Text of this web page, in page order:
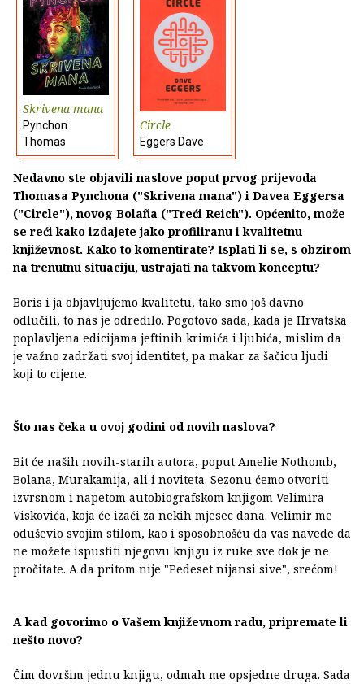
Skrivena mana
Pynchon
Thomas
Circle
Eggers Dave
Nedavno ste objavili naslove poput prvog prijevoda
Thomasa Pynchona ("Skrivena mana") i Davea Eggersa
("Circle"), novog Bolaña ("Treći Reich"). Općenito, može
se reći kako izdajete jako profiliranu i kvalitetnu
književnost. Kako to komentirate? Isplati li se, s obzirom
na trenutnu situaciju, ustrajati na takvom konceptu?
Boris i ja objavljujemo kvalitetu, tako smo još davno
odlučili, to nas je odredilo. Pogotovo sada, kada je Hrvatska
poplavljena edicijama jeftinih krimića i ljubića, mislim da
je važno zadržati svoj identitet, pa makar za šačicu ljudi
koji to cijene.
Što nas čeka u ovoj godini od novih naslova?
Bit će naših novih-starih autora, poput Amelie Nothomb,
Bolana, Murakamija, ali i noviteta. Sezonu ćemo otvoriti
izvrsnom i napetom autobiografskom knjigom Velimira
Viskovića, koja će izaći za nekih mjesec dana. Velimir me
oduševio svojim stilom, kao i sposobnošću da vas navede da
ne možete ispustiti njegovu knjigu iz ruke sve dok je ne
pročitate. A da pritom nije "Pedeset nijansi sive", srećom!
A kad govorimo o Vašem književnom radu, pripremate li
nešto novo?
Čim dovršim jednu knjigu, odmah me opsjedne druga. Sada